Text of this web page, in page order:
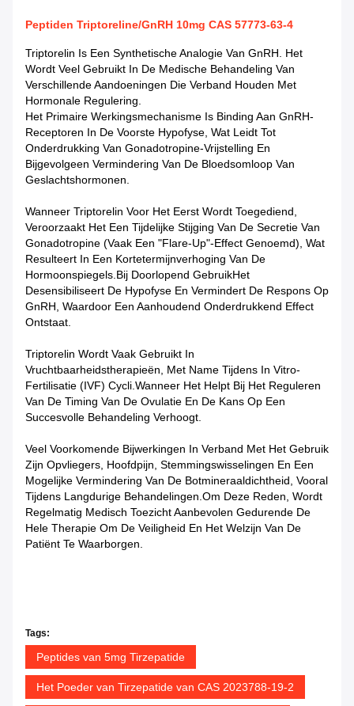
Peptiden Triptoreline/GnRH 10mg CAS 57773-63-4
Triptorelin Is Een Synthetische Analogie Van GnRH. Het
Wordt Veel Gebruikt In De Medische Behandeling Van
Verschillende Aandoeningen Die Verband Houden Met
Hormonale Regulering.
Het Primaire Werkingsmechanisme Is Binding Aan GnRH-
Receptoren In De Voorste Hypofyse, Wat Leidt Tot
Onderdrukking Van Gonadotropine-Vrijstelling En
Bijgevolgeen Vermindering Van De Bloedsomloop Van
Geslachtshormonen.
Wanneer Triptorelin Voor Het Eerst Wordt Toegediend,
Veroorzaakt Het Een Tijdelijke Stijging Van De Secretie Van
Gonadotropine (vaak Een "flare-Up"-Effect Genoemd), Wat
Resulteert In Een Kortetermijnverhoging Van De
Hormoonspiegels.bij Doorlopend GebruikHet
Desensibiliseert De Hypofyse En Vermindert De Respons Op
GnRH, Waardoor Een Aanhoudend Onderdrukkend Effect
Ontstaat.
Triptorelin Wordt Vaak Gebruikt In
Vruchtbaarheidstherapieën, Met Name Tijdens In Vitro-
Fertilisatie (IVF) Cycli.wanneer Het Helpt Bij Het Reguleren
Van De Timing Van De Ovulatie En De Kans Op Een
Succesvolle Behandeling Verhoogt.
Veel Voorkomende Bijwerkingen In Verband Met Het Gebruik
Zijn Opvliegers, Hoofdpijn, Stemmingswisselingen En Een
Mogelijke Vermindering Van De Botmineraaldichtheid, Vooral
Tijdens Langdurige Behandelingen.Om Deze Reden, Wordt
Regelmatig Medisch Toezicht Aanbevolen Gedurende De
Hele Therapie Om De Veiligheid En Het Welzijn Van De
Patiënt Te Waarborgen.
Tags:
Peptides van 5mg Tirzepatide
Het Poeder van Tirzepatide van CAS 2023788-19-2